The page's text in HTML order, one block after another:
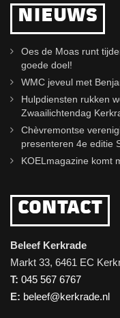
NIEUWS
Oes de Moas runt
goede doel!
WMC jeveul met
Hulpdiensten rukken
Zwaailichtendag
Chèvremontse
presenteren 4e editie
KOELmagazine komt
CONTACT
Beleef Kerkrade
Markt 33, 6461 EC
T: 045 567 6767
E: beleef@kerkrade.nl